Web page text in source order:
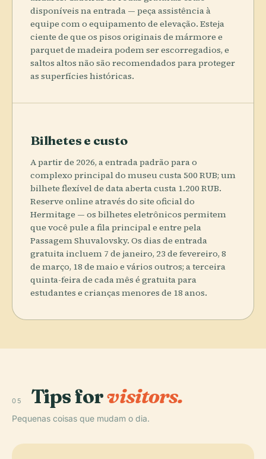
disponíveis na entrada — peça assistência à
equipe com o equipamento de elevação. Esteja
ciente de que os pisos originais de mármore e
parquet de madeira podem ser escorregadios, e
saltos altos não são recomendados para proteger
as superfícies históricas.
Bilhetes e custo
A partir de 2026, a entrada padrão para o
complexo principal do museu custa 500 RUB; um
bilhete flexível de data aberta custa 1.200 RUB.
Reserve online através do site oficial do
Hermitage — os bilhetes eletrônicos permitem
que você pule a fila principal e entre pela
Passagem Shuvalovsky. Os dias de entrada
gratuita incluem 7 de janeiro, 23 de fevereiro, 8
de março, 18 de maio e vários outros; a terceira
quinta-feira de cada mês é gratuita para
estudantes e crianças menores de 18 anos.
05 Tips forvisitors.
Pequenas coisas que mudam o dia.